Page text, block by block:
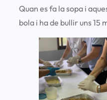
Quan es fa la sopa i
bola i ha de bullir uns 15